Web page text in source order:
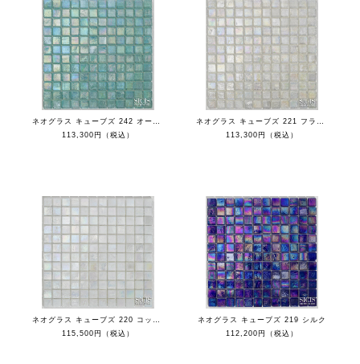
ネオグラス キューブズ 242 オーガンザ
113,300円（税込）
ネオグラス キューブズ 221 フラックス
113,300円（税込）
ネオグラス キューブズ 220 コットン
115,500円（税込）
ネオグラス キューブズ 219 シルク
112,200円（税込）